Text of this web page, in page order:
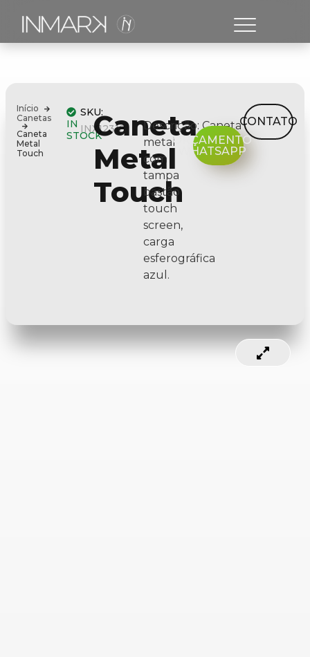
Início
Canetas
Caneta
Metal
Touch
IN
STOCK
SKU:
INX12318
Caneta
Metal
Touch
Descrição:Caneta
metal
com
tampa
bastão
touch
screen,
carga
esferográfica
azul.
ORÇAMENTO
WHATSAPP
CONTATO